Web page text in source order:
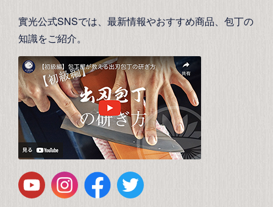
實光公式SNSでは、最新情報やおすすめ商品、包丁の
知識をご紹介。